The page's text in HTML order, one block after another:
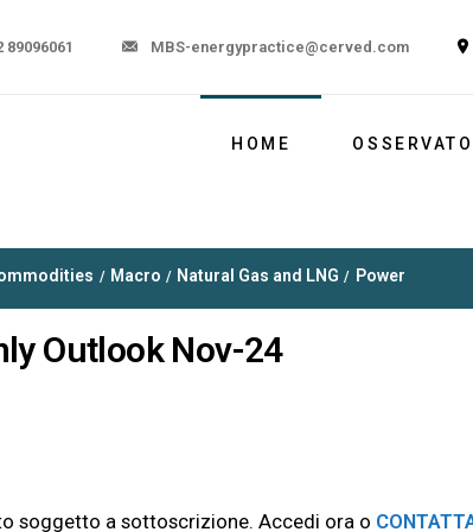
89096061 MBS-energypractice@cerved.com
HOME
Newsletter
Market outlook
Macro Natural Gas and LNG Power
Outlook Nov-24
soggetto a sottoscrizione. Accedi ora o